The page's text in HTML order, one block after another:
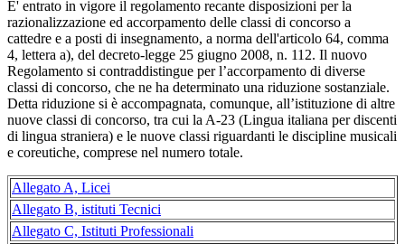
E' entrato in vigore il regolamento recante disposizioni per la
razionalizzazione ed accorpamento delle classi di concorso a
cattedre e a posti di insegnamento, a norma dell'articolo 64, comma
4, lettera a), del decreto-legge 25 giugno 2008, n. 112. Il nuovo
Regolamento si contraddistingue per l’accorpamento di diverse
classi di concorso, che ne ha determinato una riduzione sostanziale.
Detta riduzione si è accompagnata, comunque, all’istituzione di altre
nuove classi di concorso, tra cui la A-23 (Lingua italiana per discenti
di lingua straniera) e le nuove classi riguardanti le discipline musicali
e coreutiche, comprese nel numero totale.
Allegato A, Licei
Allegato B, istituti Tecnici
Allegato C, Istituti Professionali